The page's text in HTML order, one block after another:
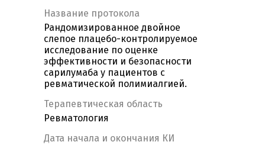
Название протокола
Рандомизированное двойное
слепое плацебо-контролируемое
исследование по оценке
эффективности и безопасности
сарилумаба у пациентов с
ревматической полимиалгией.
Терапевтическая область
Ревматология
Дата начала и окончания КИ